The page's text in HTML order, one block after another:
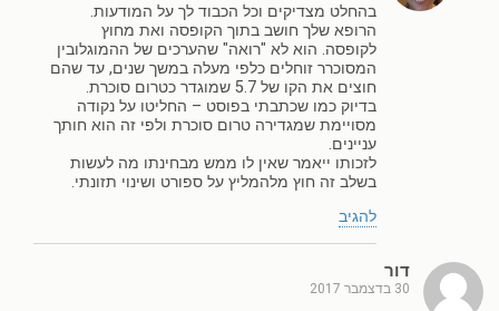
בהחלט מצדיקים וכל הכבוד לך על המודעות.
הרופא שלך חושב בתוך הקופסה ואת מחוץ
לקופסה. הוא לא "רואה" שהערכים של ההמוגלובין
המסוכרר זוחלים כלפי מעלה במשך שנים, עד שהם
חוצים את הקו של 5.7 שמוגדר כטרום סוכרת.
בדיוק כמו שכתבתי בפוסט – החליטו על נקודה
מסויימת שמגדירה טרום סוכרת ולפי זה הוא חותך
עניינים.
לזכותו ייאמר שאין לו ממש מבחינתו מה לעשות
בשלב זה חוץ מלהמליץ על ספורט ושינוי תזונתי.
להגיב
דור
30 בדצמבר 2017